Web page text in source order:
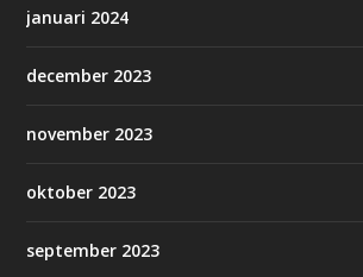
januari 2024
december 2023
november 2023
oktober 2023
september 2023